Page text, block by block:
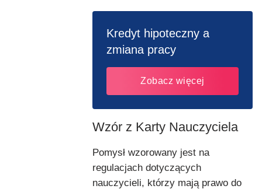
Kredyt hipoteczny a
zmiana pracy
Zobacz więcej
Wzór z Karty Nauczyciela
Pomysł wzorowany jest na
regulacjach dotyczących
nauczycieli, którzy mają prawo do